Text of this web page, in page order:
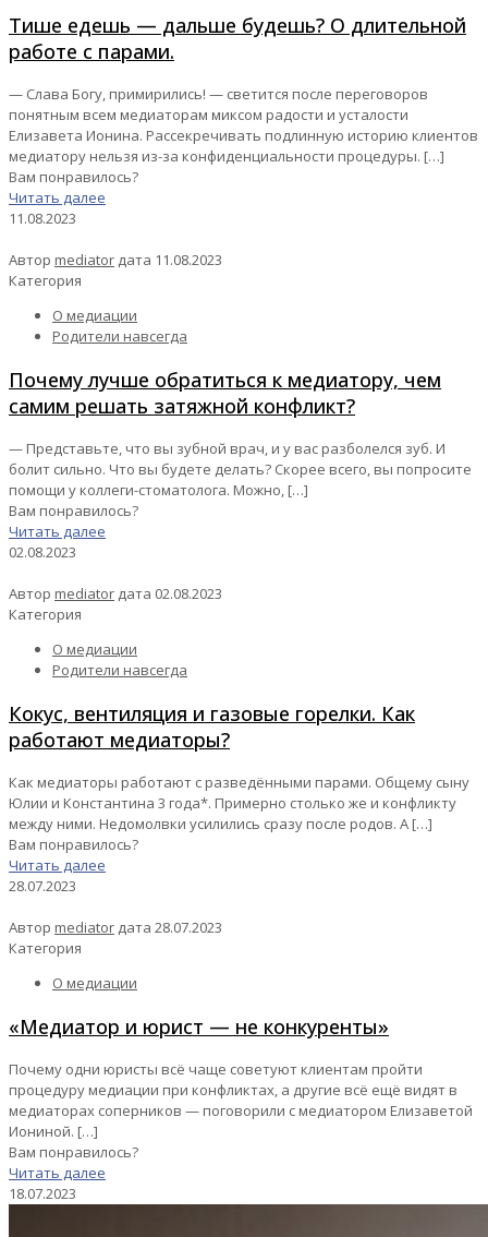
Тише едешь — дальше будешь? О длительной
работе с парами.
— Слава Богу, примирились! — светится после переговоров
понятным всем медиаторам миксом радости и усталости
Елизавета Ионина. Рассекречивать подлинную историю клиентов
медиатору нельзя из-за конфиденциальности процедуры. […]
Вам понравилось?
Читать далее
11.08.2023
Автор mediator дата 11.08.2023
Категория
О медиации
Родители навсегда
Почему лучше обратиться к медиатору, чем
самим решать затяжной конфликт?
— Представьте, что вы зубной врач, и у вас разболелся зуб. И
болит сильно. Что вы будете делать? Скорее всего, вы попросите
помощи у коллеги-стоматолога. Можно, […]
Вам понравилось?
Читать далее
02.08.2023
Автор mediator дата 02.08.2023
Категория
О медиации
Родители навсегда
Кокус, вентиляция и газовые горелки. Как
работают медиаторы?
Как медиаторы работают с разведёнными парами. Общему сыну
Юлии и Константина 3 года*. Примерно столько же и конфликту
между ними. Недомолвки усилились сразу после родов. А […]
Вам понравилось?
Читать далее
28.07.2023
Автор mediator дата 28.07.2023
Категория
О медиации
«Медиатор и юрист — не конкуренты»
Почему одни юристы всё чаще советуют клиентам пройти
процедуру медиации при конфликтах, а другие всё ещё видят в
медиаторах соперников — поговорили с медиатором Елизаветой
Иониной. […]
Вам понравилось?
Читать далее
18.07.2023